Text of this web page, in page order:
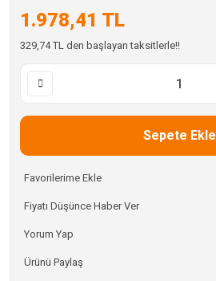
1.978,41 TL
329,74 TL den başlayan taksitlerle!!
Sepete Ekle
Fiyatı Düşünce Haber Ver
Yorum Yap
Ürünü Paylaş